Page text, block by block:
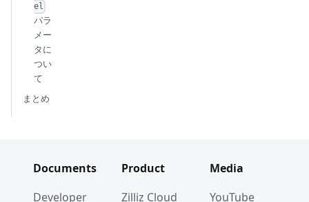
el
パラ
メー
タに
つい
て
まとめ
Documents
Developer
Product
Zilliz Cloud
Media
YouTube